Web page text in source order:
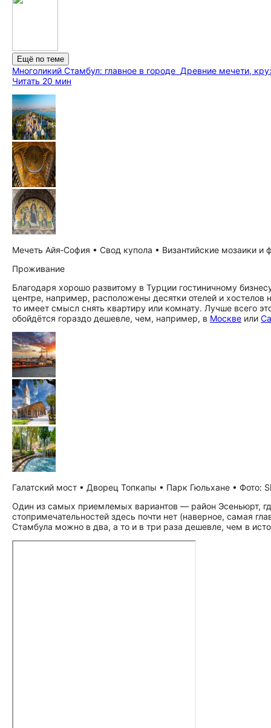
Ещё по теме
Многоликий Стамбул: главное в городе Древние мечети,
Читать 20 мин
Мечеть Айя‑София • Свод купола • Византийские мозаики
Проживание
Благодаря хорошо развитому в Турции гостиничному
центре, например, расположены десятки отелей и
то имеет смысл снять квартиру или комнату. Лучше всего
обойдётся гораздо дешевле, чем, например, в Москве или
Галатский мост • Дворец Топкапы • Парк Гюльхане • Фото:
Один из самых приемлемых вариантов — район Эсеньюрт,
сто­при­ме­ча­тель­но­стей здесь почти нет (наверное, самая
Стамбула можно в два, а то и в три раза дешевле, чем в